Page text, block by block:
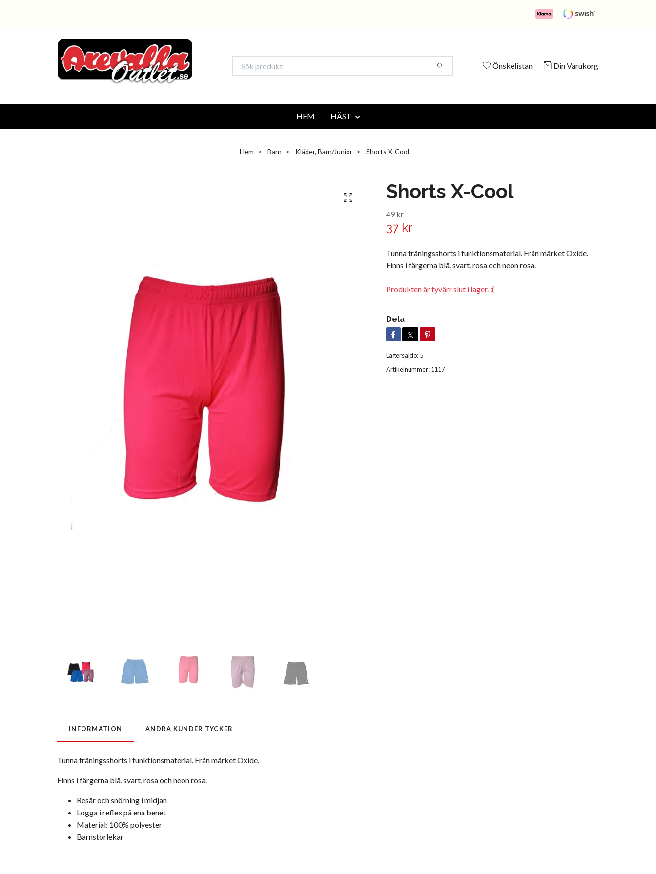
Önskelistan Din Varukorg
HEM HÄST
Hem Barn Kläder, Barn/Junior Shorts X-Cool
Shorts X-Cool
49 kr
37 kr
Tunna träningsshorts i funktionsmaterial. Från märket Oxide.
Finns i färgerna blå, svart, rosa och neon rosa.
Produkten är tyvärr slut i lager. :(
Dela
Lagersaldo: 5
Artikelnummer: 1117
INFORMATION ANDRA KUNDER TYCKER
Tunna träningsshorts i funktionsmaterial. Från märket Oxide.
Finns i färgerna blå, svart, rosa och neon rosa.
Resår och snörning i midjan
Logga i reflex på ena benet
Material: 100% polyester
Barnstorlekar